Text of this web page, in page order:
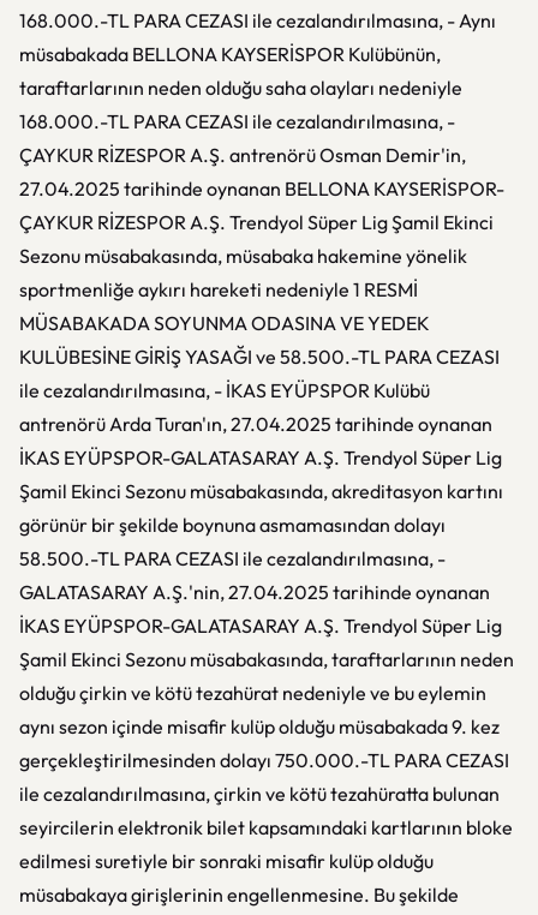
168.000.-TL PARA CEZASI ile cezalandırılmasına, - Aynı
müsabakada BELLONA KAYSERİSPOR Kulübünün,
taraftarlarının neden olduğu saha olayları nedeniyle
168.000.-TL PARA CEZASI ile cezalandırılmasına, -
ÇAYKUR RİZESPOR A.Ş. antrenörü Osman Demir'in,
27.04.2025 tarihinde oynanan BELLONA KAYSERİSPOR-
ÇAYKUR RİZESPOR A.Ş. Trendyol Süper Lig Şamil Ekinci
Sezonu müsabakasında, müsabaka hakemine yönelik
sportmenliğe aykırı hareketi nedeniyle 1 RESMİ
MÜSABAKADA SOYUNMA ODASINA VE YEDEK
KULÜBESİNE GİRİŞ YASAĞI ve 58.500.-TL PARA CEZASI
ile cezalandırılmasına, - İKAS EYÜPSPOR Kulübü
antrenörü Arda Turan'ın, 27.04.2025 tarihinde oynanan
İKAS EYÜPSPOR-GALATASARAY A.Ş. Trendyol Süper Lig
Şamil Ekinci Sezonu müsabakasında, akreditasyon kartını
görünür bir şekilde boynuna asmamasından dolayı
58.500.-TL PARA CEZASI ile cezalandırılmasına, -
GALATASARAY A.Ş.'nin, 27.04.2025 tarihinde oynanan
İKAS EYÜPSPOR-GALATASARAY A.Ş. Trendyol Süper Lig
Şamil Ekinci Sezonu müsabakasında, taraftarlarının neden
olduğu çirkin ve kötü tezahürat nedeniyle ve bu eylemin
aynı sezon içinde misafir kulüp olduğu müsabakada 9. kez
gerçekleştirilmesinden dolayı 750.000.-TL PARA CEZASI
ile cezalandırılmasına, çirkin ve kötü tezahüratta bulunan
seyircilerin elektronik bilet kapsamındaki kartlarının bloke
edilmesi suretiyle bir sonraki misafir kulüp olduğu
müsabakaya girişlerinin engellenmesine. Bu şekilde